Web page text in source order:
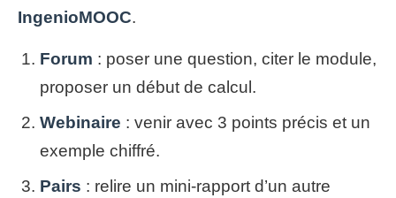
IngenioMOOC.
Forum : poser une question, citer le module,
proposer un début de calcul.
Webinaire : venir avec 3 points précis et un
exemple chiffré.
Pairs : relire un mini-rapport d’un autre